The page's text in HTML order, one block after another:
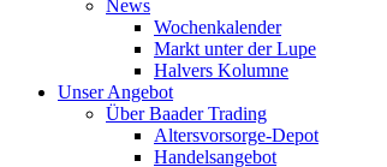
News
Wochenkalender
Markt unter der Lupe
Halvers Kolumne
Unser Angebot
Über Baader Trading
Altersvorsorge-Depot
Handelsangebot